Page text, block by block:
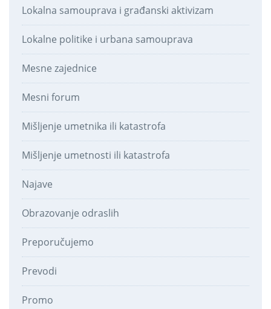
Lokalna samouprava i građanski aktivizam
Lokalne politike i urbana samouprava
Mesne zajednice
Mesni forum
Mišljenje umetnika ili katastrofa
Mišljenje umetnosti ili katastrofa
Najave
Obrazovanje odraslih
Preporučujemo
Prevodi
Promo